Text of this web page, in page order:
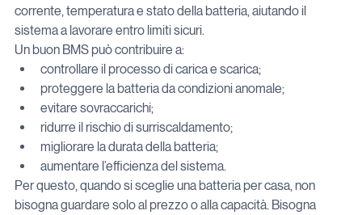
corrente, temperatura e stato della batteria, aiutando il
sistema a lavorare entro limiti sicuri.
Un buon BMS può contribuire a:
controllare il processo di carica e scarica;
proteggere la batteria da condizioni anomale;
evitare sovraccarichi;
ridurre il rischio di surriscaldamento;
migliorare la durata della batteria;
aumentare l’efficienza del sistema.
Per questo, quando si sceglie una batteria per casa, non
bisogna guardare solo al prezzo o alla capacità. Bisogna